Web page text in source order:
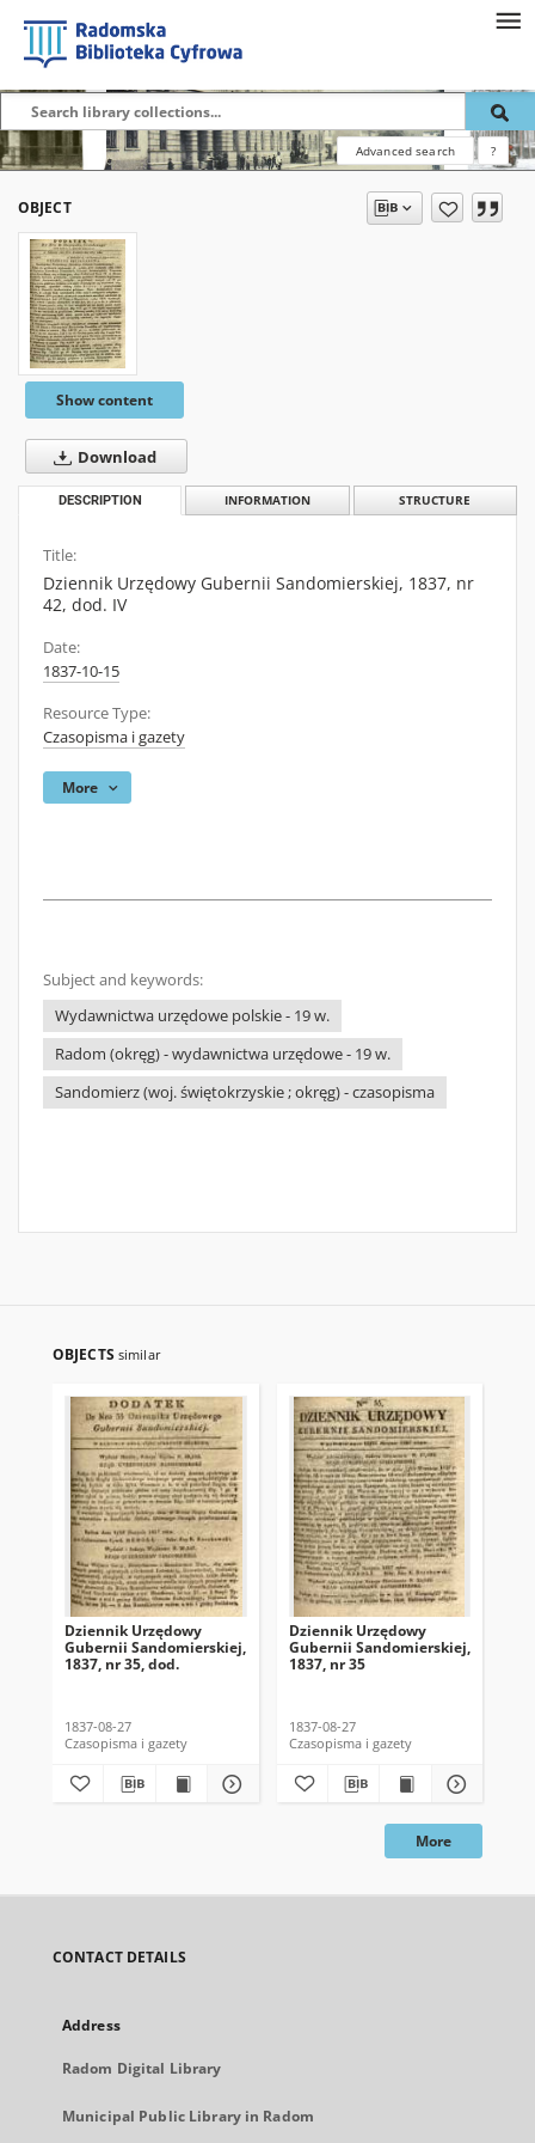
Advanced search ?
OBJECT
Show content
Download
DESCRIPTION INFORMATION STRUCTURE
Title:
Dziennik Urzędowy Gubernii Sandomierskiej, 1837, nr
42, dod. IV
Date:
1837-10-15
Resource Type:
Czasopisma i gazety
More
Subject and keywords:
Wydawnictwa urzędowe polskie - 19 w.
Radom (okręg) - wydawnictwa urzędowe - 19 w.
Sandomierz (woj. świętokrzyskie ; okręg) - czasopisma
OBJECTS similar
Dziennik Urzędowy
Gubernii Sandomierskiej,
1837, nr 35, dod.
1837-08-27
Czasopisma i gazety
Dziennik Urzędowy
Gubernii Sandomierskiej,
1837, nr 35
1837-08-27
Czasopisma i gazety
More
CONTACT DETAILS
Address
Radom Digital Library
Municipal Public Library in Radom